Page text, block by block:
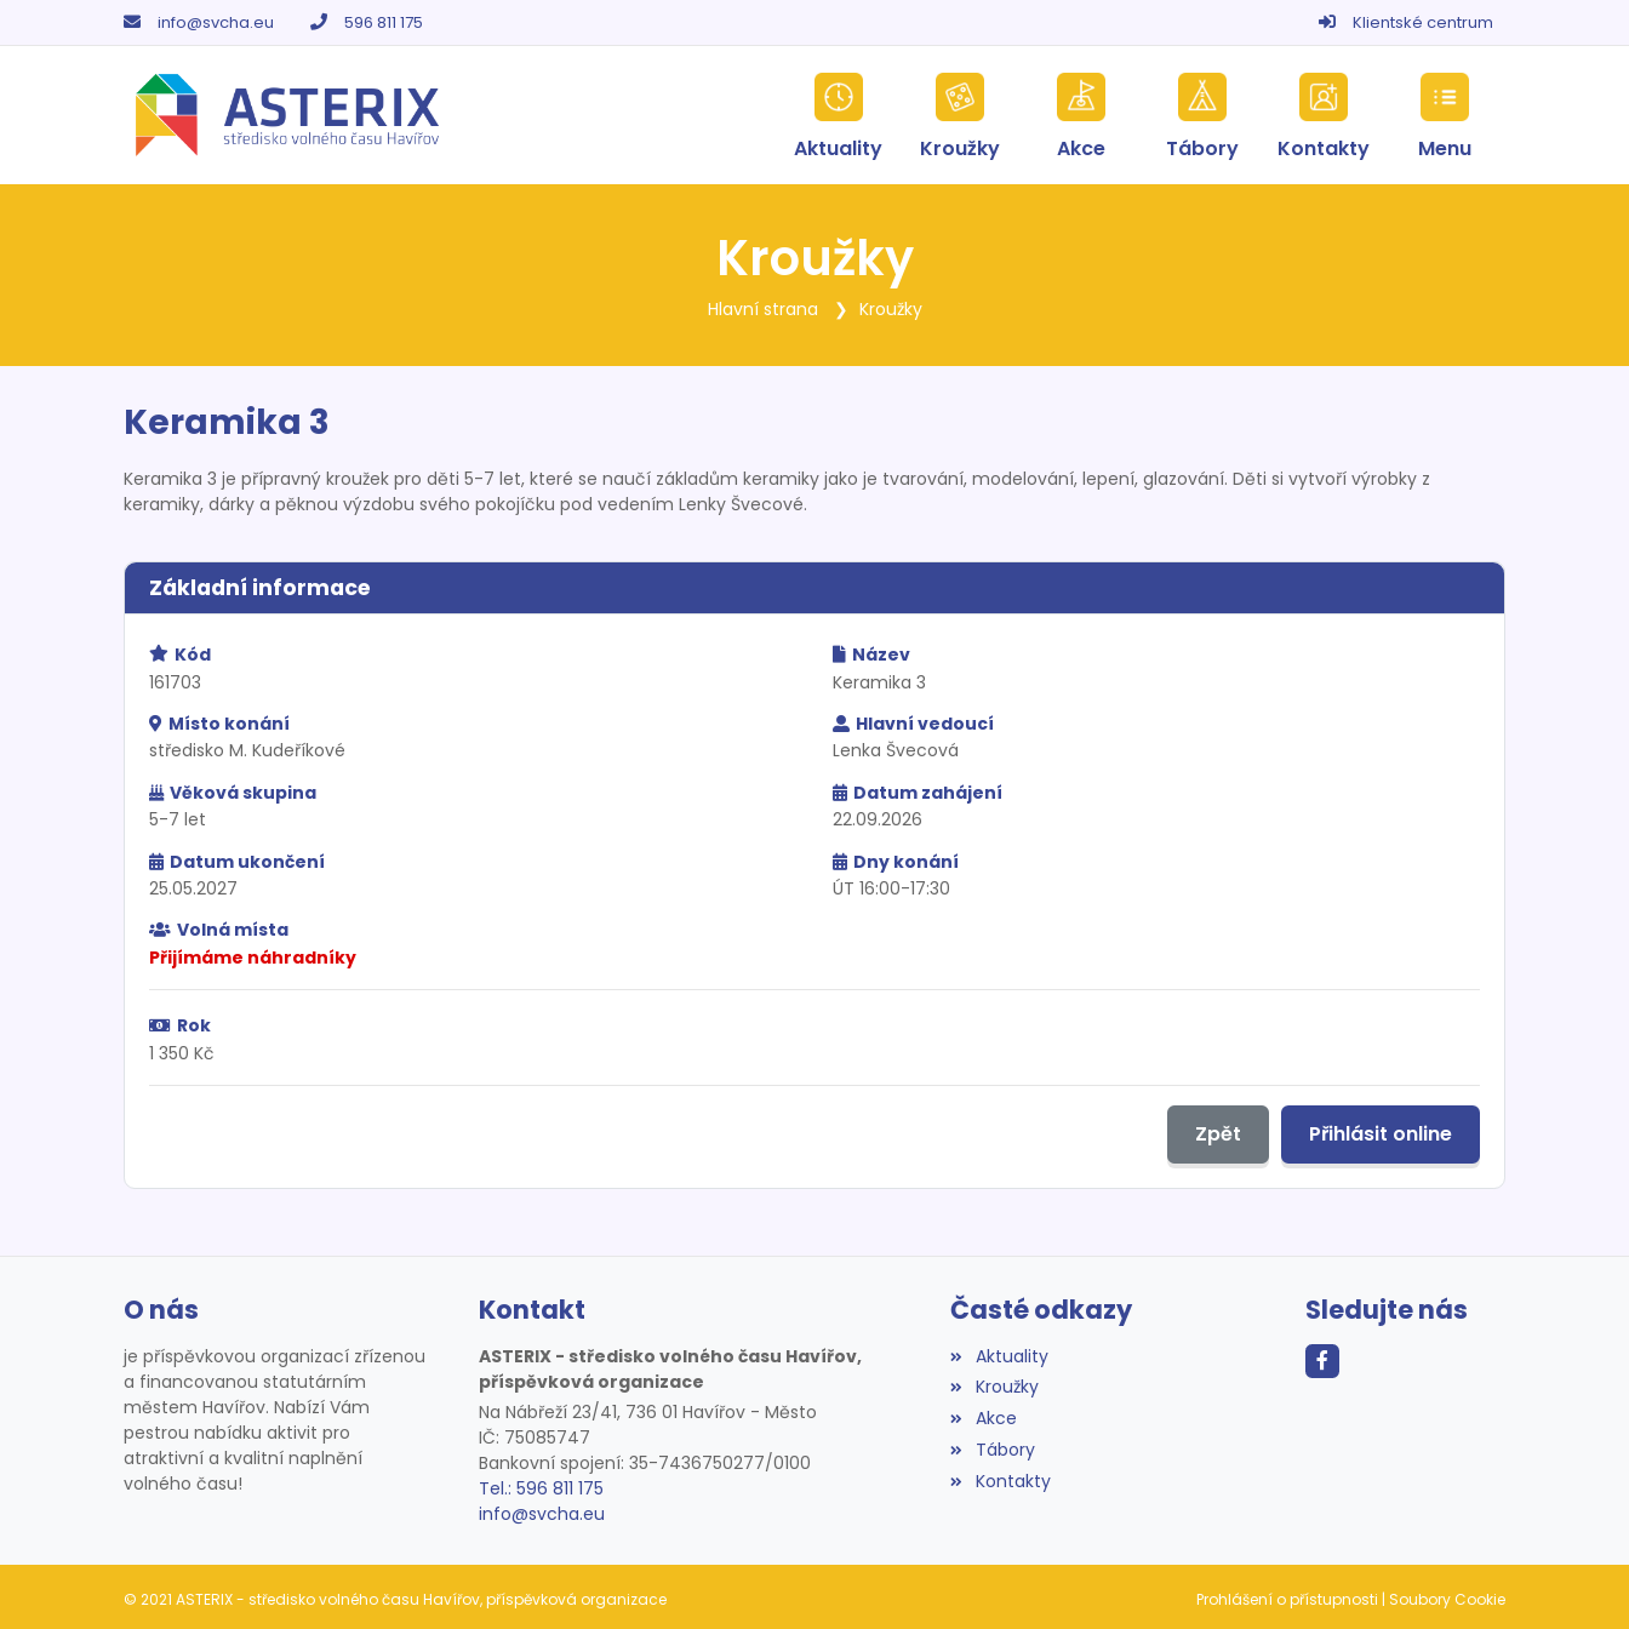
info@svcha.eu 596 811 175 Klientské centrum
Aktuality Kroužky Akce Tábory Kontakty Menu
Kroužky
Hlavní strana Kroužky
Keramika 3
Keramika 3 je přípravný kroužek pro děti 5-7 let, které se naučí základům keramiky jako je tvarování, modelování, lepení, glazování. Děti si vytvoří výrobky z
keramiky, dárky a pěknou výzdobu svého pokojíčku pod vedením Lenky Švecové.
Základní informace
Kód
161703
Název
Keramika 3
Místo konání
středisko M. Kudeříkové
Hlavní vedoucí
Lenka Švecová
Věková skupina
5-7 let
Datum zahájení
22.09.2026
Datum ukončení
25.05.2027
Dny konání
ÚT 16:00-17:30
Volná místa
Přijímáme náhradníky
Rok
1 350 Kč
Přihlásit online
Zpět
O nás
je příspěvkovou organizací zřízenou
a financovanou statutárním
městem Havířov. Nabízí Vám
pestrou nabídku aktivit pro
atraktivní a kvalitní naplnění
volného času!
Kontakt
ASTERIX - středisko volného času Havířov,
příspěvková organizace
Na Nábřeží 23/41, 736 01 Havířov - Město
IČ: 75085747
Bankovní spojení: 35-7436750277/0100
Tel.: 596 811 175
info@svcha.eu
Časté odkazy
Aktuality
Kroužky
Akce
Tábory
Kontakty
Sledujte nás
© 2021 ASTERIX - středisko volného času Havířov, příspěvková organizace Prohlášení o přístupnosti | Soubory Cookie